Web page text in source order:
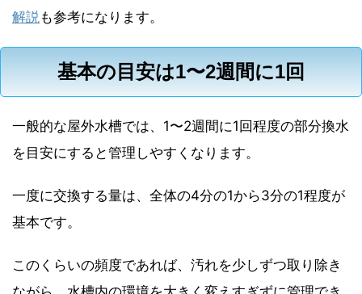
解説も参考になります。
基本の目安は1〜2週間に1回
一般的な屋外水槽では、1〜2週間に1回程度の部分換水
を目安にすると管理しやすくなります。
一度に交換する量は、全体の4分の1から3分の1程度が
基本です。
このくらいの頻度であれば、汚れを少しずつ取り除き